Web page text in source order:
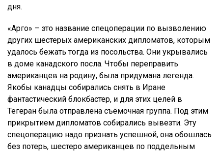
дня.
«Арго» – это название спецоперации по вызволению
других шестерых американских дипломатов, которым
удалось бежать тогда из посольства. Они укрывались
в доме канадского посла. Чтобы переправить
американцев на родину, была придумана легенда.
Якобы канадцы собирались снять в Иране
фантастический блокбастер, и для этих целей в
Тегеран была отправлена съёмочная группа. Под этим
прикрытием дипломатов собирались вывезти. Эту
спецоперацию надо признать успешной, она обошлась
без потерь, шестеро американцев по поддельным